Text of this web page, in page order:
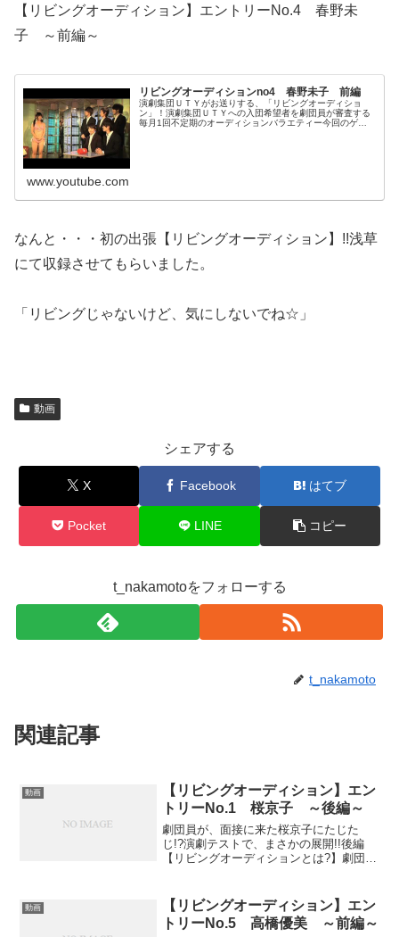
【リビングオーディション】エントリーNo.4 春野未
子 ～前編～
リビングオーディションno4 春野未子 前編
演劇集団ＵＴＹがお送りする、「リビングオーディショ
ン」！演劇集団ＵＴＹへの入団希望者を劇団員が審査する
毎月1回不定期のオーディションバラエティー今回のゲス
www.youtube.com
なんと・・・初の出張【リビングオーディション】!!浅草
にて収録させてもらいました。
「リビングじゃないけど、気にしないでね☆」
動画
シェアする
X Facebook はてブ
Pocket LINE コピー
t_nakamotoをフォローする
t_nakamoto
関連記事
動画
【リビングオーディション】エン
トリーNo.1 桜京子 ～後編～
劇団員が、面接に来た桜京子にたじた
じ!?演劇テストで、まさかの展開!!後編
【リビングオーディションとは?】劇団員
るという、演劇集団・ＵＴＹがお送りす
る「オーディション...
動画
【リビングオーディション】エン
トリーNo.5 高橋優美 ～前編～